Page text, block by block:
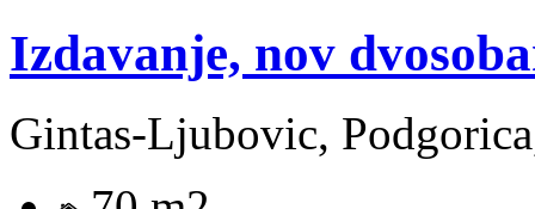
Izdavanje, nov
Gintas-Ljubovic,